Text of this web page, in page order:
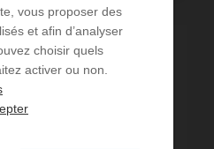
vous proposer des
et afin d’analyser
choisir quels
activer ou non.